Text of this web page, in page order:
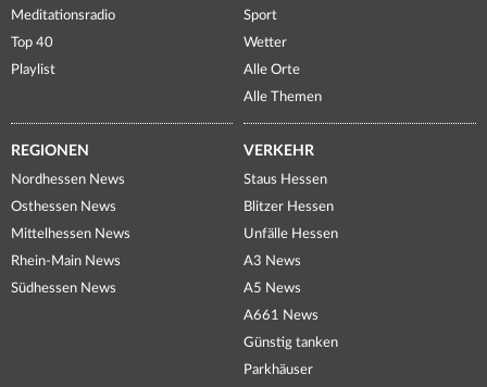
Meditationsradio
Top 40
Playlist
Sport
Wetter
Alle Orte
Alle Themen
REGIONEN
Nordhessen News
Osthessen News
Mittelhessen News
Rhein-Main News
Südhessen News
VERKEHR
Staus Hessen
Blitzer Hessen
Unfälle Hessen
A3 News
A5 News
A661 News
Günstig tanken
Parkhäuser